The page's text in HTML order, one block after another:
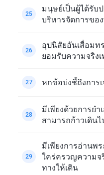
25
มนุษย์เป็นผู้ได้รับ
บริหารจัดการของ
26
อุปนิสัยอันเสื่อมท
ยอมรับความจริง
27 หกข้อบ่งชี้ถึงการ
28
มีเพียงด้วยการยำ
สามารถก้าวเดิน
29
มีเพียงการอ่านพ
ใคร่ครวญความจ
ทางให้เดิน